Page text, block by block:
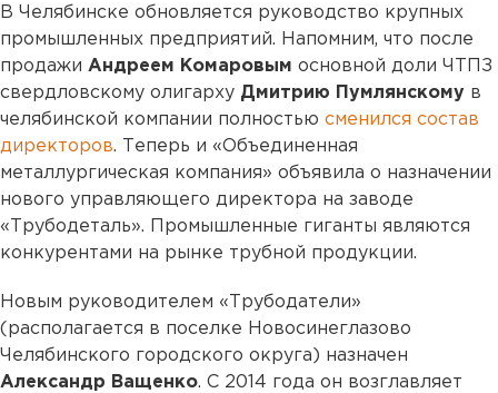
В Челябинске обновляется руководство крупных
промышленных предприятий. Напомним, что после
продажи Андреем Комаровым основной доли ЧТПЗ
свердловскому олигарху Дмитрию Пумлянскому в
челябинской компании полностью сменился состав
директоров. Теперь и «Объединенная
металлургическая компания» объявила о назначении
нового управляющего директора на заводе
«Трубодеталь». Промышленные гиганты являются
конкурентами на рынке трубной продукции.
Новым руководителем «Трубодатели»
(располагается в поселке Новосинеглазово
Челябинского городского округа) назначен
Александр Ващенко. С 2014 года он возглавляет